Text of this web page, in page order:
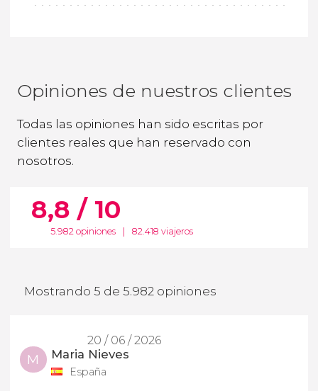
Opiniones de nuestros clientes
Todas las opiniones han sido escritas por
clientes reales que han reservado con
nosotros.
8,8 / 10
5.982 opiniones 82.418 viajeros
Mostrando 5 de 5.982 opiniones
20 / 06 / 2026
M Maria Nieves
España